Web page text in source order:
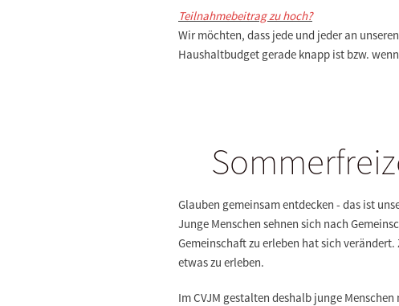
Teilnahmebeitrag zu hoch?
Wir möchten, dass jede und jeder an
Haushaltbudget gerade knapp ist bzw.
Glauben gemeinsam entdecken - das ist
Junge Menschen sehnen sich nach
Gemeinschaft zu erleben hat sich
etwas zu erleben.
Im CVJM gestalten deshalb junge